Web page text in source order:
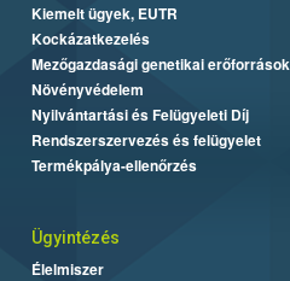
Kiemelt ügyek, EUTR
Kockázatkezelés
Mezőgazdasági genetikai erőforrások
Növényvédelem
Nyilvántartási és Felügyeleti Díj
Rendszerszervezés és felügyelet
Termékpálya-ellenőrzés
Ügyintézés
Élelmiszer